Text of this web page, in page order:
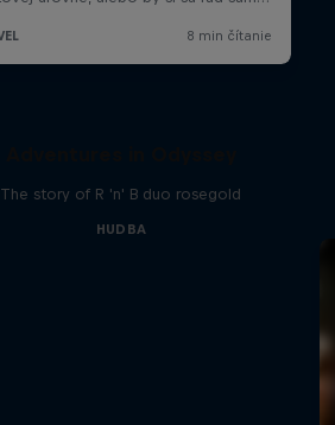
The story of R 'n' B duo rosegold
HUDBA